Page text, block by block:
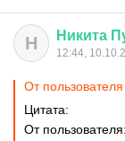
Н Никита
12:44,
От пользователя
Цитата:
От пользователя: